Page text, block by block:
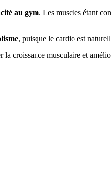
au gym. Les muscles étant
, puisque le cardio est
croissance musculaire et